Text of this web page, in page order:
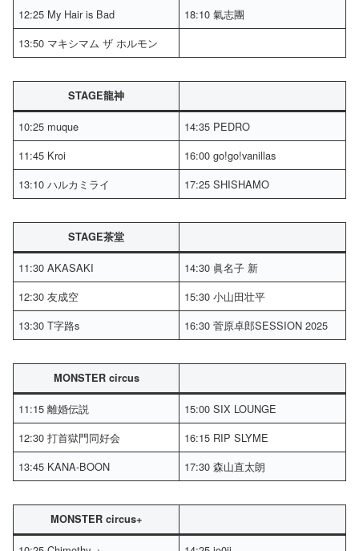
12:25 My Hair is Bad
18:10 氣志團
13:50 マキシマム ザ ホルモン
STAGE龍神
10:25 muque
14:35 PEDRO
11:45 Kroi
16:00 go!go!vanillas
13:10 ハルカミライ
17:25 SHISHAMO
STAGE茶堂
11:30 AKASAKI
14:30 眞名子 新
12:30 友成空
15:30 小山田壮平
13:30 T字路s
16:30 菅原卓郎SESSION 2025
MONSTER circus
11:15 離婚伝説
15:00 SIX LOUNGE
12:30 打首獄門同好会
16:15 RIP SLYME
13:45 KANA-BOON
17:30 森山直太朗
MONSTER circus+